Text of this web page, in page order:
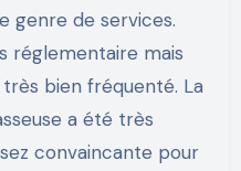
genre de services.
réglementaire mais
bien fréquenté. La
a été très
convaincante pour